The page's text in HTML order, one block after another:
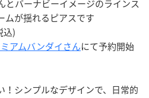
とバーナビーイメージのラインス
ムが揺れるピアスです
込)
アムバンダイさんにて予約開始
！シンプルなデザインで、日常的